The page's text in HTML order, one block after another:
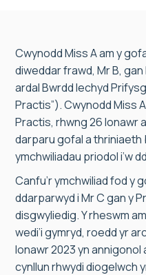
Cwynodd Miss A am y
diweddar frawd, Mr B,
ardal Bwrdd Iechyd
Practis”). Cwynodd Miss
Practis, rhwng 26 Ionawr
darparu gofal a thriniaeth
ymchwiliadau priodol i’w
Canfu’r ymchwiliad fod y
ddarparwyd i Mr C gan y
disgwyliedig. Y rheswm
wedi’i gymryd, roedd yr
Ionawr 2023 yn annigonol
cynllun rhwydi diogelwch